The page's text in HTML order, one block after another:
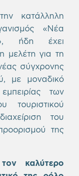
κατάλληλη
«Νέα
ήδη έχει
μελέτη για τη
σύγχρονης
με μοναδικό
των
τουριστικού
του
της
καλύτερο